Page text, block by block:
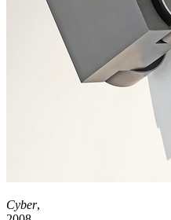
Cyber,